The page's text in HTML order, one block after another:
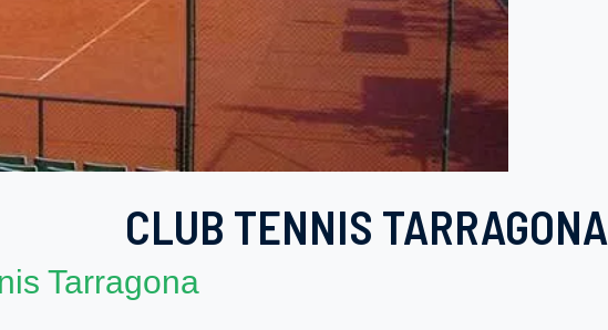
CLUB TENNIS TARRAGONA
Tarragona